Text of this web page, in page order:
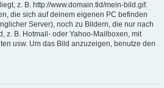
z. B. http://www.domain.tld/mein-bild.gif.
die sich auf deinem eigenen PC befinden
Server), noch zu Bildern, die nur nach
z. B. Hotmail- oder Yahoo-Mailboxen, mit
usw. Um das Bild anzuzeigen, benutze den